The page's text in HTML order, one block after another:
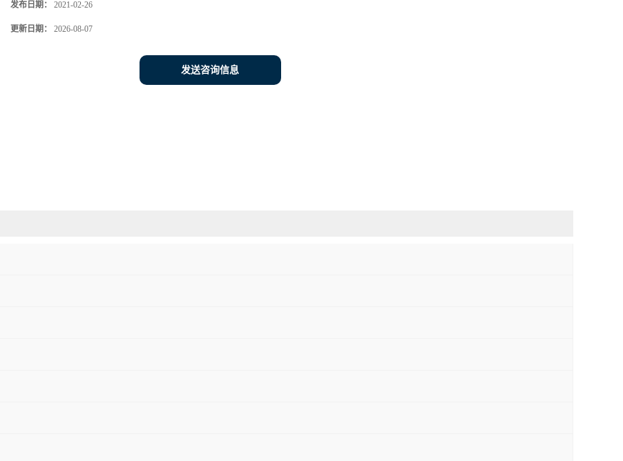
发布日期： 2021-02-26
更新日期： 2026-08-07
发送咨询信息